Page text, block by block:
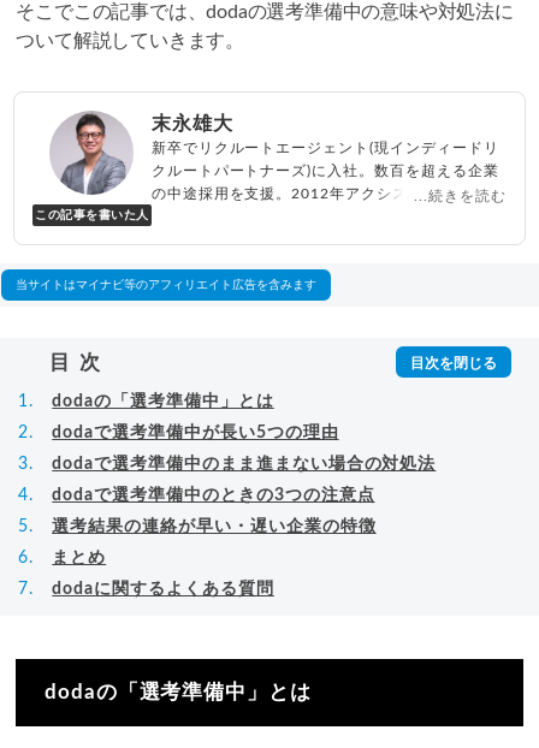
そこでこの記事では、dodaの選考準備中の意味や対処法に
ついて解説していきます。
この記事を書いた人
末永雄大
新卒でリクルートエージェント(現インディードリ
クルートパートナーズ)に入社。数百を超える企業
の中途採用を支援。2012年アクシス(株)設立、代
べらない転職エージェント
...続きを読む
当サイトはマイナビ等のアフィリエイト広告を含みます
目次
dodaの「選考準備中」とは
dodaで選考準備中が長い5つの理由
dodaで選考準備中のまま進まない場合の対処法
dodaで選考準備中のときの3つの注意点
選考結果の連絡が早い・遅い企業の特徴
まとめ
dodaに関するよくある質問
dodaの「選考準備中」とは